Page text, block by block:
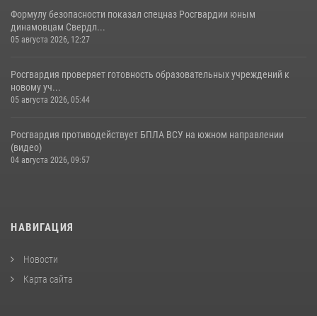
Формулу безопасности показал спецназ Росгвардии юным
динамовцам Свердл...
05 августа 2026, 12:27
Росгвардия проверяет готовность образовательных учреждений к
новому уч...
05 августа 2026, 05:44
Росгвардия противодействует БПЛА ВСУ на южном направлении
(видео)
04 августа 2026, 09:57
НАВИГАЦИЯ
Новости
Карта сайта